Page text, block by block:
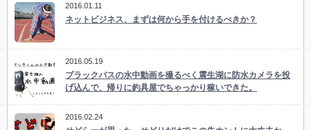
2016.01.11
ネットビジネス、まずは何から手を付けるべきか？
2016.05.19
ブラックバスの水中動画を撮るべく震生湖に防水カメラを投
げ込んで、帰りに釣具屋でちゃっかり稼いできた。
2016.02.24